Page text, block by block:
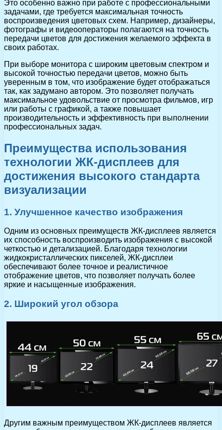
Это особенно важно при работе с профессиональными
задачами, где требуется максимальная точность
воспроизведения цветовых схем. Например, дизайнеры,
фотографы и видеооператоры полагаются на точность
передачи цветов для достижения желаемого эффекта в
своих работах.
При выборе монитора с широким цветовым спектром и
высокой точностью передачи цветов, можно быть
уверенным в том, что изображение будет отображаться
так, как задумано автором. Это позволяет получать
максимальное удовольствие от просмотра фильмов, игр
или работы с графикой, а также повышает
производительность и эффективность при выполнении
профессиональных задач.
Преимущества использования
технологии ЖК-дисплеев для
достижения высокого стандарта
визуализации
1. Улучшенное качество изображения
Одним из основных преимуществ ЖК-дисплеев является
их способность воспроизводить изображения с высокой
четкостью и детализацией. Благодаря технологии
жидкокристаллических пикселей, ЖК-дисплеи
обеспечивают более точное и реалистичное
отображение цветов, что позволяет получать более
яркие и насыщенные изображения.
2. Широкий угол обзора
Другим важным преимуществом ЖК-дисплеев является